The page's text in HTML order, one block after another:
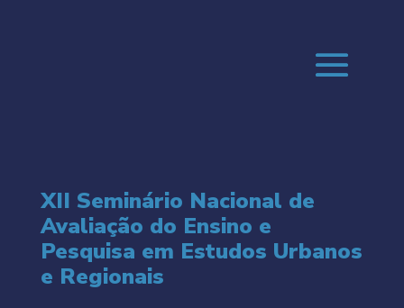
XII Seminário Nacional de
Avaliação do Ensino e
Pesquisa em Estudos Urbanos
e Regionais